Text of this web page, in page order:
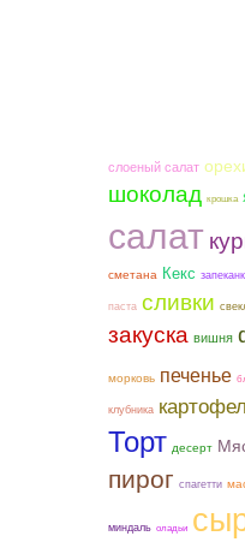
слоеный салат
шоколад крошка
салат
сметана Кекс
паста сливки
закуска вишня
морковь печенье
клубника
Торт десерт
пирог спагетти
миндаль оладьи